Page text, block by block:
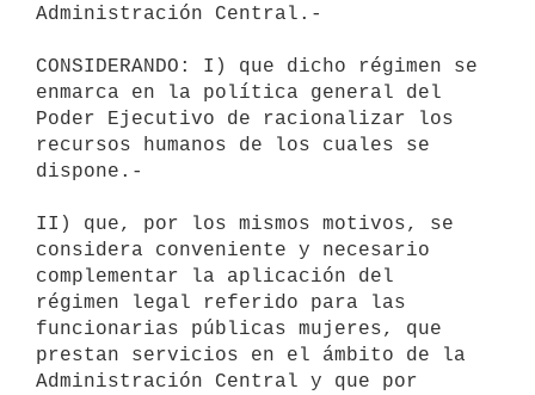
Administración Central.-
CONSIDERANDO: I) que dicho régimen se
enmarca en la política general del
Poder Ejecutivo de racionalizar los
recursos humanos de los cuales se
dispone.-
II) que, por los mismos motivos, se
considera conveniente y necesario
complementar la aplicación del
régimen legal referido para las
funcionarias públicas mujeres, que
prestan servicios en el ámbito de la
Administración Central y que por